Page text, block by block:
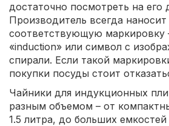
достаточно посмотреть на его
Производитель всегда наносит
соответствующую маркировку
«induction» или символ с
спирали. Если такой
покупки посуды стоит
Чайники для индукционных
разным объемом – от
1.5 литра, до больших